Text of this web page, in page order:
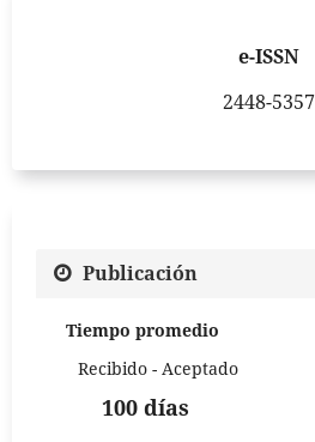
e-ISSN
2448-5357
Publicación
Tiempo promedio
Recibido - Aceptado
100 días